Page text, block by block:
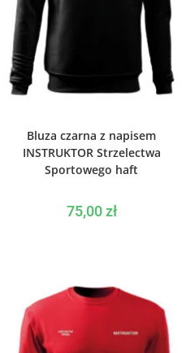
Bluza czarna z napisem
INSTRUKTOR Strzelectwa
Sportowego haft
75,00zł